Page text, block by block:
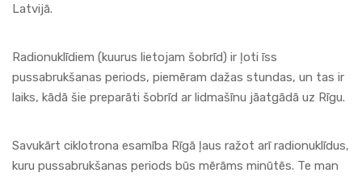
Latvijā.
Radionuklīdiem (kuurus lietojam šobrīd) ir ļoti īss
pussabrukšanas periods, piemēram dažas stundas, un tas ir
laiks, kādā šie preparāti šobrīd ar lidmašīnu jāatgādā uz Rīgu.
Savukārt ciklotrona esamība Rīgā ļaus ražot arī radionuklīdus,
kuru pussabrukšanas periods būs mērāms minūtēs. Te man